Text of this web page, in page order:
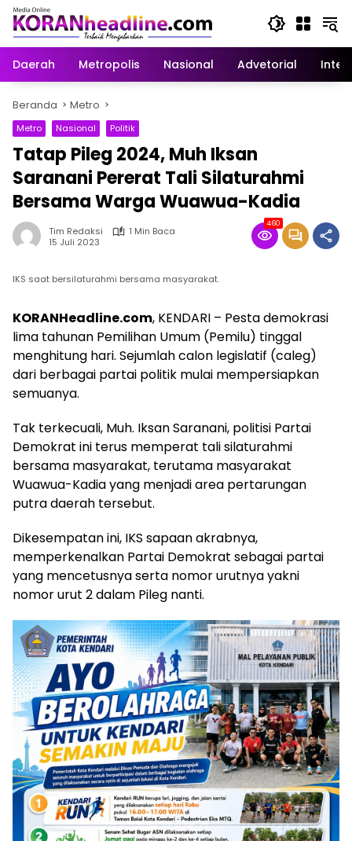
Langsung
konten
Daerah
Metropolis Nasional Advetorial
Beranda Metro
Metro Nasional Politik
Tatap Pileg 2024, Muh Iksan
Saranani Pererat Tali Silaturahmi
Bersama Warga Wuawua-Kadia
Tim Redaksi
1 Min Baca
15 Juli 2023
460
IKS saat bersilaturahmi bersama masyarakat.
KORANHeadline.com, KENDARI – Pesta demokrasi
lima tahunan Pemilihan Umum (Pemilu) tinggal
menghitung hari. Sejumlah calon legislatif (caleg)
dari berbagai partai politik mulai mempersiapkan
semuanya.
Tak terkecuali, Muh. Iksan Saranani, politisi Partai
Demokrat ini terus memperat tali silaturahmi
bersama masyarakat, terutama masyarakat
Wuawua-Kadia yang menjadi area pertarungan
putra daerah tersebut.
Dikesempatan ini, IKS sapaan akrabnya,
memperkenalkan Partai Demokrat sebagai partai
yang mencetusnya serta nomor urutnya yakni
nomor urut 2 dalam Pileg nanti.